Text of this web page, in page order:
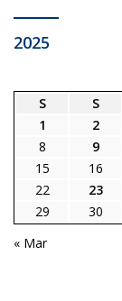
2025
S
S
1
2
8
9
15
16
22
23
29
30
« Mar